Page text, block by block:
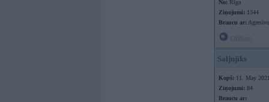
No: Rīga
Ziņojumi: 1344
Braucu ar:
Saljnjiks
Kopš: 11. May 2021
Ziņojumi: 84
Braucu ar: